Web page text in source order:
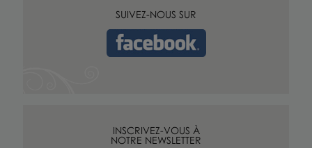
SUIVEZ-NOUS SUR
INSCRIVEZ-VOUS À
NOTRE NEWSLETTER